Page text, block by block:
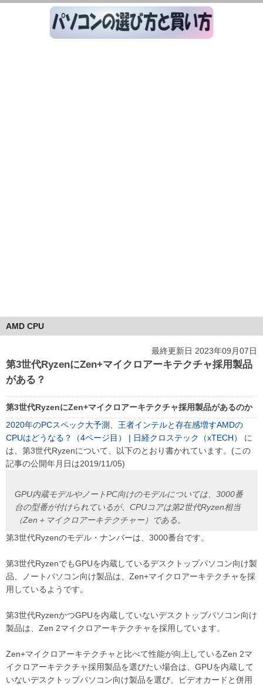
AMD CPU
最終更新日 2023年09月07日
第3世代RyzenにZen+マイクロアーキテクチャ採用製品
がある？
第3世代RyzenにZen+マイクロアーキテクチャ採用製品があるのか
2020年のPCスペック大予測、王者インテルと存在感増すAMDの
CPUはどうなる？（4ページ目） | 日経クロステック（xTECH）
に
は、第3世代Ryzenについて、以下のとおり書かれています。(この
記事の公開年月日は2019/11/05)
GPU内蔵モデルやノートPC向けのモデルについては、3000番
台の型番が付けられているが、CPUコアは第2世代Ryzen相当
（Zen＋マイクロアーキテクチャー）である。
第3世代Ryzenのモデル・ナンバーは、3000番台です。
第3世代RyzenでもGPUを内蔵しているデスクトップパソコン向け製
品、ノートパソコン向け製品は、Zen+マイクロアーキテクチャを採
用しているようです。
第3世代RyzenかつGPUを内蔵していないデスクトップパソコン向け
製品は、Zen 2マイクロアーキテクチャを採用しています。
Zen+マイクロアーキテクチャと比べて性能が向上しているZen 2マ
イクロアーキテクチャ採用製品を選びたい場合は、GPUを内蔵して
いないデスクトップパソコン向け製品を選び、ビデオカードと併用